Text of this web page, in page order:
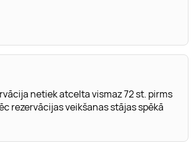
netiek atcelta vismaz 72 st. pirms
rezervācijas veikšanas stājas spēkā